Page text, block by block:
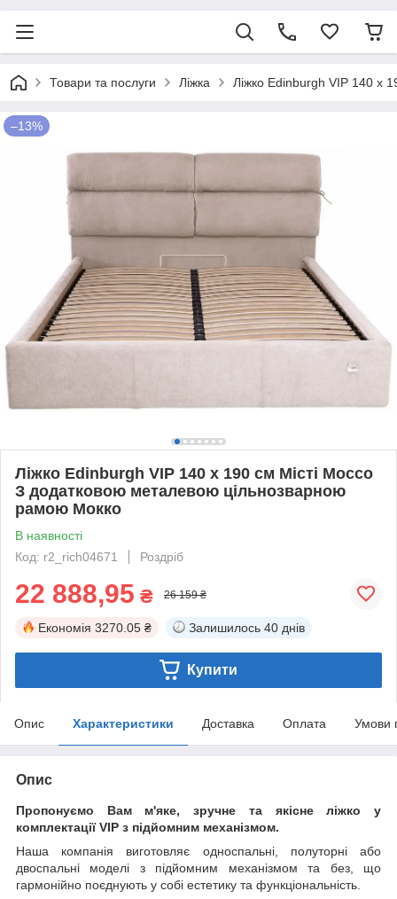
Товари та послуги Ліжка Ліжко Edinburgh VIP 140 х
–13%
Ліжко Edinburgh VIP 140 х 190 см Місті Mocco
З додатковою металевою цільнозварною
рамою Мокко
В наявності
Код: r2_rich04671
Роздріб
22 888,95 ₴ 26 159 ₴
Економія 3270.05 ₴ Залишилось 40 днів
Купити
Опис Характеристики Доставка Оплата Умови
Опис
Пропонуємо Вам м'яке, зручне та якiсне ліжко у
комплектації VIP з підйомним механізмом.
Наша компанія виготовляє односпальні, полуторні або
двоспальні моделі з підйомним механізмом та без, що
гармонійно поєднують у собі естетику та функціональність.